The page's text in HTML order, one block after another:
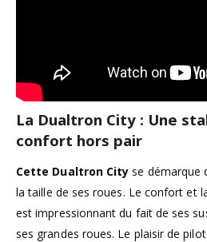
La Dualtron City : Une
confort hors pair
Cette Dualtron City se démarque
la taille de ses roues. Le confort et
est impressionnant du fait de ses
ses grandes roues. Le plaisir de